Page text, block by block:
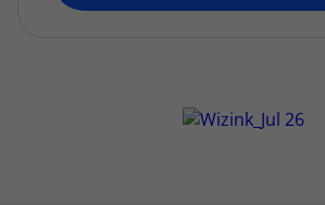
topatlantico@topatlantico.com